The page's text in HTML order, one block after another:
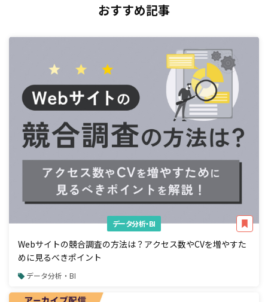
おすすめ記事
データ分析・BI
Webサイトの競合調査の方法は？アクセス数やCVを増やすた
めに見るべきポイント
データ分析・BI